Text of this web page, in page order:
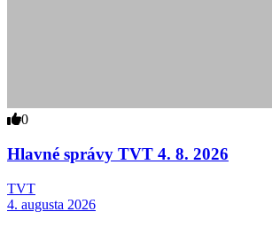
0
Hlavné správy TVT 4. 8. 2026
TVT
4. augusta 2026